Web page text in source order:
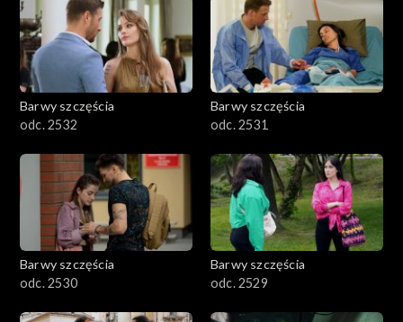
Barwy szczęścia
odc. 2532
Barwy szczęścia
odc. 2531
Barwy szczęścia
odc. 2530
Barwy szczęścia
odc. 2529